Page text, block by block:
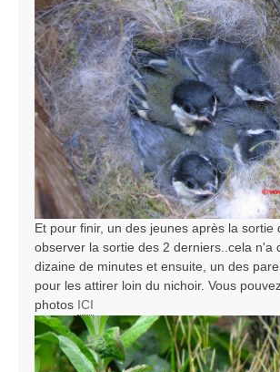
Et pour finir, un des jeunes après la sortie
observer la sortie des 2 derniers..cela n'a
dizaine de minutes et ensuite, un des
pour les attirer loin du nichoir. Vous
photos ICI